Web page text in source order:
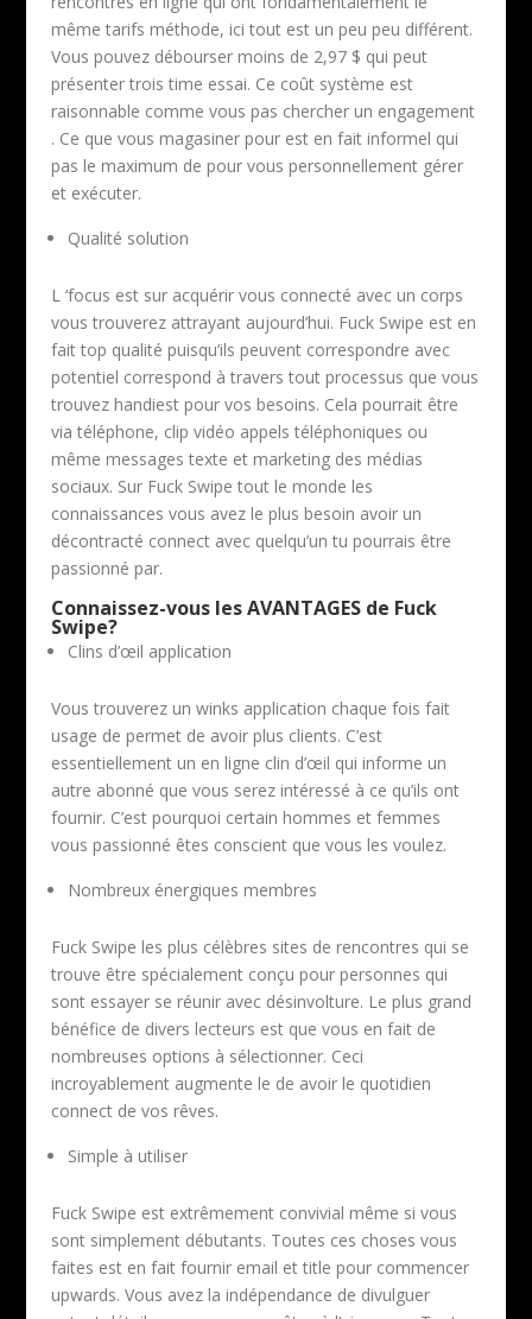
même tarifs méthode, ici tout est un peu peu différent.
Vous pouvez débourser moins de 2,97 $ qui peut
présenter trois time essai. Ce coût système est
raisonnable comme vous pas chercher un engagement
. Ce que vous magasiner pour est en fait informel qui
pas le maximum de pour vous personnellement gérer
et exécuter.
Qualité solution
L ‘focus est sur acquérir vous connecté avec un corps
vous trouverez attrayant aujourd’hui. Fuck Swipe est en
fait top qualité puisqu’ils peuvent correspondre avec
potentiel correspond à travers tout processus que vous
trouvez handiest pour vos besoins. Cela pourrait être
via téléphone, clip vidéo appels téléphoniques ou
même messages texte et marketing des médias
sociaux. Sur Fuck Swipe tout le monde les
connaissances vous avez le plus besoin avoir un
décontracté connect avec quelqu’un tu pourrais être
passionné par.
Connaissez-vous les AVANTAGES de Fuck
Swipe?
Clins d’œil application
Vous trouverez un winks application chaque fois fait
usage de permet de avoir plus clients. C’est
essentiellement un en ligne clin d’œil qui informe un
autre abonné que vous serez intéressé à ce qu’ils ont
fournir. C’est pourquoi certain hommes et femmes
vous passionné êtes conscient que vous les voulez.
Nombreux énergiques membres
Fuck Swipe les plus célèbres sites de rencontres qui se
trouve être spécialement conçu pour personnes qui
sont essayer se réunir avec désinvolture. Le plus grand
bénéfice de divers lecteurs est que vous en fait de
nombreuses options à sélectionner. Ceci
incroyablement augmente le de avoir le quotidien
connect de vos rêves.
Simple à utiliser
Fuck Swipe est extrêmement convivial même si vous
sont simplement débutants. Toutes ces choses vous
faites est en fait fournir email et title pour commencer
upwards. Vous avez la indépendance de divulguer